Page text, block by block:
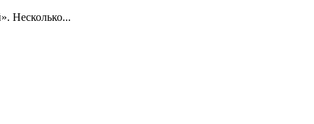
Несколько...